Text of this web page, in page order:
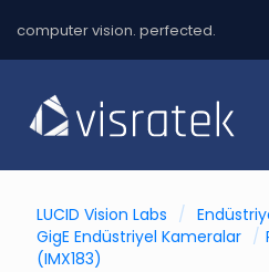
computer vision. perfected.
LUCID Vision Labs /
GigE Endüstriyel Kameralar /
(IMX183)